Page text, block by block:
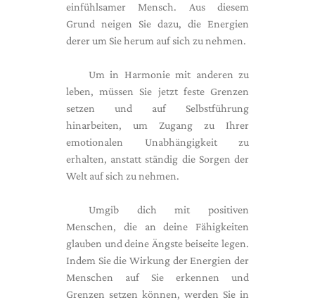
einfühlsamer Mensch. Aus diesem
Grund neigen Sie dazu, die Energien
derer um Sie herum auf sich zu nehmen.
Um in Harmonie mit anderen zu
leben, müssen Sie jetzt feste Grenzen
setzen und auf Selbstführung
hinarbeiten, um Zugang zu Ihrer
emotionalen Unabhängigkeit zu
erhalten, anstatt ständig die Sorgen der
Welt auf sich zu nehmen.
Umgib dich mit positiven
Menschen, die an deine Fähigkeiten
glauben und deine Ängste beiseite legen.
Indem Sie die Wirkung der Energien der
Menschen auf Sie erkennen und
Grenzen setzen können, werden Sie in